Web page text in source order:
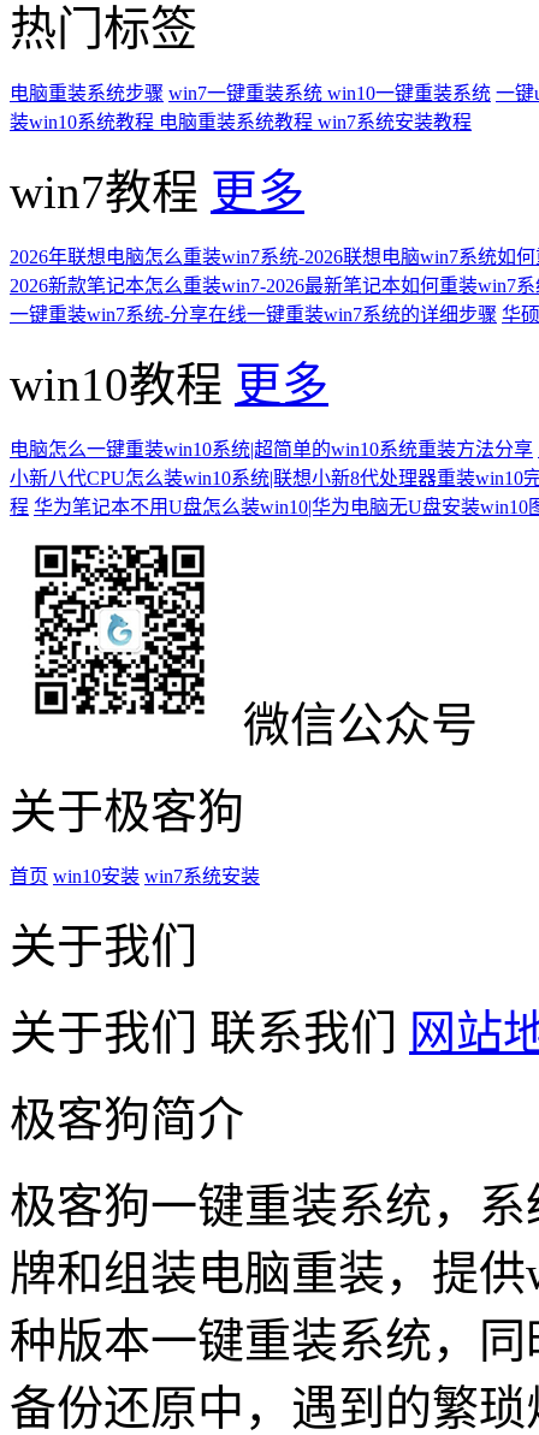
热门标签
电脑重装系统步骤 win7一键重装系统 win10一键重装系统 一键
装win10系统教程 电脑重装系统教程 win7系统安装教程
win7教程 更多
2026年联想电脑怎么重装win7系统-2026联想电脑win7系统如
2026新款笔记本怎么重装win7-2026最新笔记本如何重装win7
一键重装win7系统-分享在线一键重装win7系统的详细步骤 华
win10教程 更多
电脑怎么一键重装win10系统|超简单的win10系统重装方法分享
小新八代CPU怎么装win10系统|联想小新8代处理器重装win10
程 华为笔记本不用U盘怎么装win10|华为电脑无U盘安装win10
微信公众号
关于极客狗
首页 win10安装 win7系统安装
关于我们
关于我们 联系我们 网站
极客狗简介
极客狗一键重装系统，
牌和组装电脑重装，提
种版本一键重装系统，
备份还原中，遇到的繁